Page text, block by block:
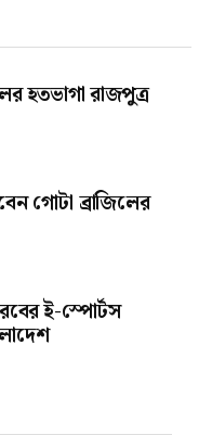
হতভাগা রাজপুত্র
গোটা ব্রাজিলের
ই-স্পোর্টস